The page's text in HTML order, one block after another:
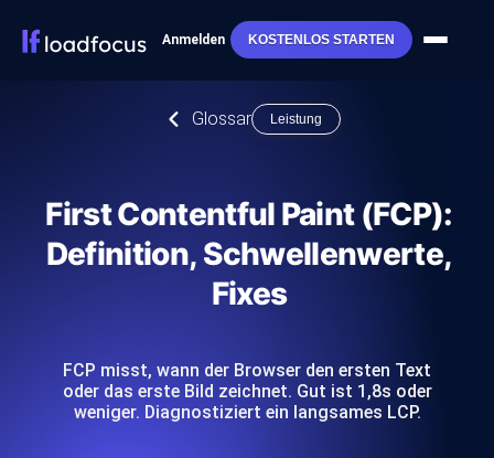
Anmelden KOSTENLOS STARTEN
Glossar Leistung
First Contentful Paint (FCP):
Definition, Schwellenwerte,
Fixes
FCP misst, wann der Browser den ersten Text
oder das erste Bild zeichnet. Gut ist 1,8s oder
weniger. Diagnostiziert ein langsames LCP.